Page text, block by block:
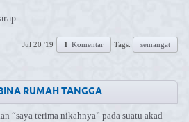
Jul 20 '19 1 Komentar Tags: semangat
RUMAH TANGGA
“saya terima nikahnya” pada suatu akad